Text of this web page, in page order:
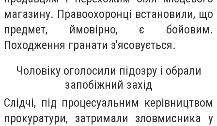
магазину. Правоохоронці встановили, що
предмет, ймовірно, є бойовим.
Походження гранати з'ясовується.
Чоловіку оголосили підозру і обрали
запобіжний захід
Слідчі, під процесуальним керівництвом
прокуратури, затримали зловмисника у